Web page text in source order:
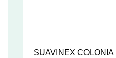
SUAVINEX COLONIA